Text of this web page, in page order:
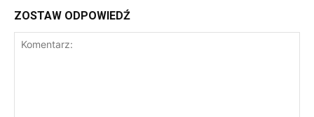
ZOSTAW ODPOWIEDŹ